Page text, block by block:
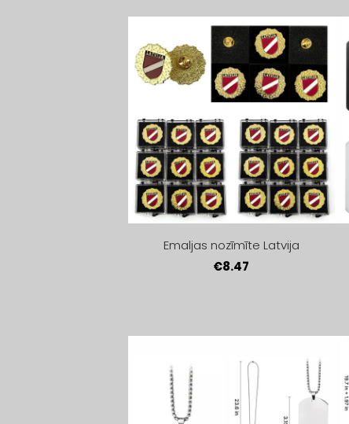
Emaljas nozīmīte Latvija
€8.47